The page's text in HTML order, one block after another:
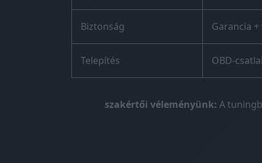
Biztonság Garancia
Telepítés OBD-
szakértői véleményünk: A